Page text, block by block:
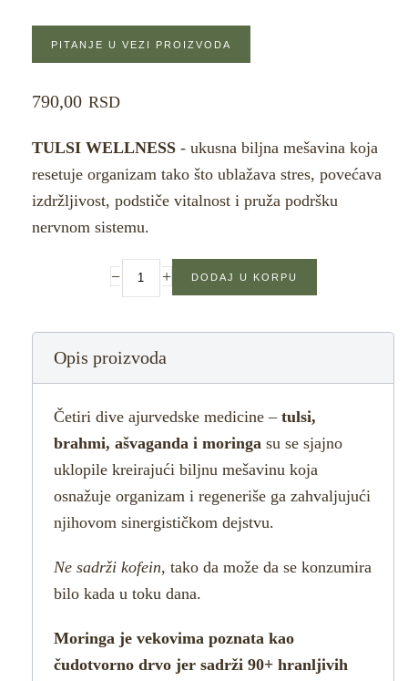
PITANJE U VEZI PROIZVODA
790,00 RSD
TULSI WELLNESS - ukusna biljna mešavina koja
resetuje organizam tako što ublažava stres, povećava
izdržljivost, podstiče vitalnost i pruža podršku
nervnom sistemu.
− +
Opis proizvoda
Četiri dive ajurvedske medicine – tulsi,
brahmi, ašvaganda i moringasu se sjajno
uklopile kreirajući biljnu mešavinu koja
osnažuje organizam i regeneriše ga zahvaljujući
njihovom sinergističkom dejstvu.
Ne sadrži kofein, tako da može da se konzumira
bilo kada u toku dana.
Moringa je vekovima poznata kao
čudotvorno drvo jer sadrži 90+ hranljivih